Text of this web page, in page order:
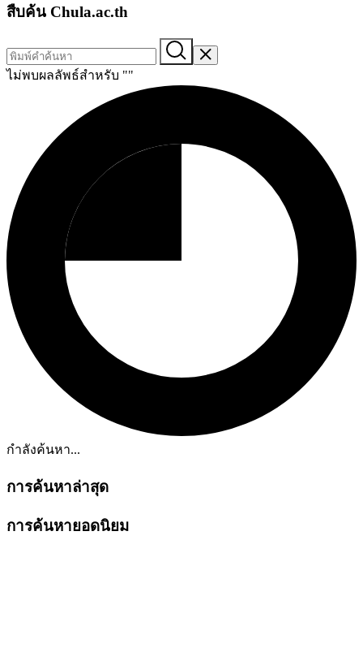
สืบค้น Chula.ac.th
ไม่พบผลลัพธ์สำหรับ ""
กำลังค้นหา...
การค้นหาล่าสุด
การค้นหายอดนิยม